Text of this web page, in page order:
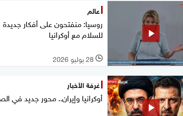
عالم
روسيا: منفتحون على أفكار جديدة
للسلام مع أوكرانيا
l 28 يوليو 2026
غرفة الأخبار
أوكرانيا وإيران.. محور جديد في